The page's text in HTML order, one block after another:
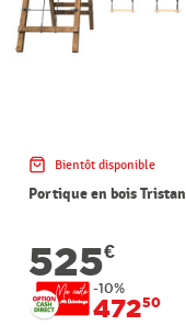
Bientôt disponible
Portique en bois Tristan
525€
-10%
47250